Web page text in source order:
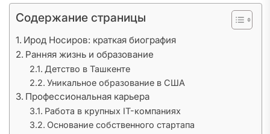
Содержание страницы
Ирод Носиров: краткая биография
Ранняя жизнь и образование
Детство в Ташкенте
Уникальное образование в США
Профессиональная карьера
Работа в крупных IT-компаниях
Основание собственного стартапа